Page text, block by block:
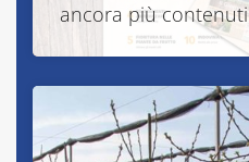
ancora più